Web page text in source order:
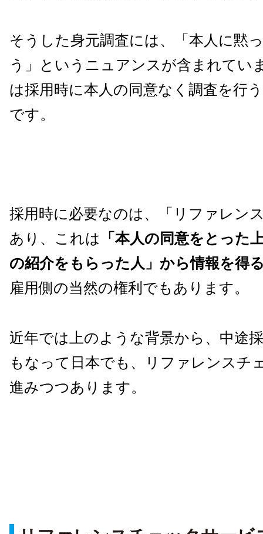
そうした身元調査には、「本人に黙
う」というニュアンスが含まれてい
は採用時に本人の同意なく調査を行
です。
採用時に必要なのは、「リファレン
あり、これは 「本人の同意をとった
の紹介をもらった人」から情報を得
雇用側の当然の権利でもあります。
近年では上のような背景から、中途
もなって日本でも、リファレンスチ
進みつつあります。